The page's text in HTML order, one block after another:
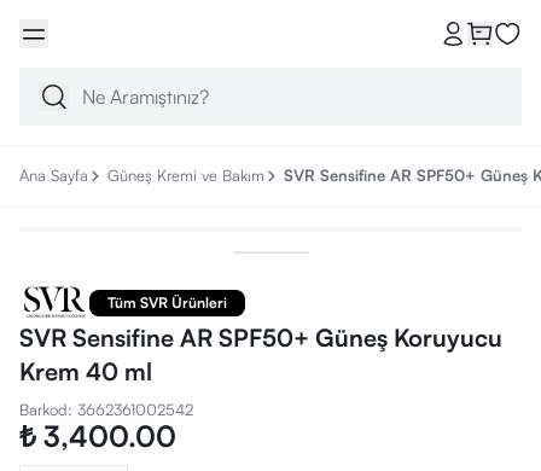
Ana Sayfa Güneş Kremi ve Bakım SVR Sensifine AR SPF50+
Tüm SVR Ürünleri
SVR Sensifine AR SPF50+ Güneş Koruyucu
Krem 40 ml
Barkod: 3662361002542
₺ 3,400.00